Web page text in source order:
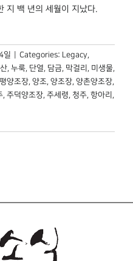
지 백 년의 세월이 지났다.
일 Categories: Legacy,
, 누룩, 단열, 담금, 막걸리 , 미생물,
양조장, 양조, 양조장, 양촌양조장,
, 주덕양조장, 주세령, 청주, 항아리 ,